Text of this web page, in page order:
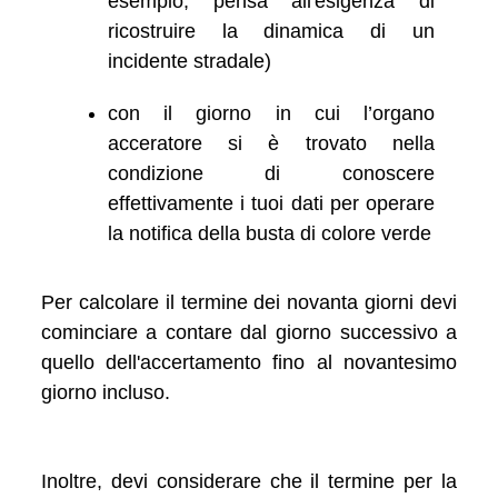
ricostruire la dinamica di un
incidente stradale)
con il giorno in cui l’organo
acceratore si è trovato nella
condizione di conoscere
effettivamente i tuoi dati per operare
la notifica della busta di colore verde
Per calcolare il termine dei novanta giorni devi
cominciare a contare dal giorno successivo a
quello dell'accertamento fino al novantesimo
giorno incluso.
Inoltre, devi considerare che il termine per la